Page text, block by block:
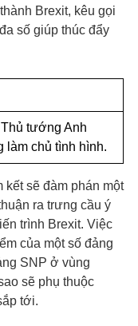
Brexit, kêu gọi
số giúp thúc đẩy
tướng Anh
làm chủ tình hình.
kết sẽ đàm phán một
ra trưng cầu ý
trình Brexit. Việc
của một số đảng
SNP ở vùng
sẽ phụ thuộc
tới.